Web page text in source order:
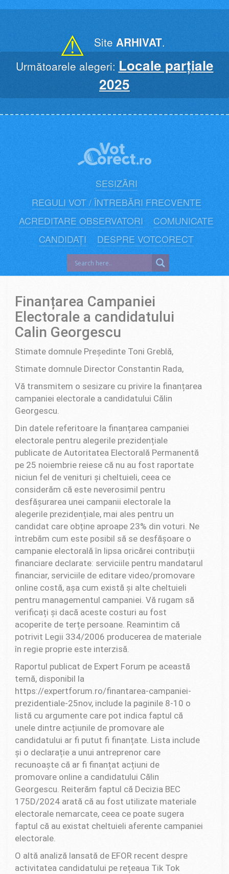
⚠ Site ARHIVAT.
Următoarele alegeri: Locale parțiale
2025
SESIZĂRI
REGULI VOT / ÎNTREBĂRI FRECVENTE
ACREDITARE OBSERVATORI
COMUNICATE
CANDIDAȚI
DESPRE VOTCORECT
Finanțarea Campaniei
Electorale a candidatului
Calin Georgescu
Stimate domnule Președinte Toni Greblă,
Stimate domnule Director Constantin Rada,
Vă transmitem o sesizare cu privire la finanțarea
campaniei electorale a candidatului Călin
Georgescu.
Din datele referitoare la finanțarea campaniei
electorale pentru alegerile prezidențiale
publicate de Autoritatea Electorală Permanentă
pe 25 noiembrie reiese că nu au fost raportate
niciun fel de venituri și cheltuieli, ceea ce
considerăm că este neverosimil pentru
desfășurarea unei campanii electorale la
alegerile prezidențiale, mai ales pentru un
candidat care obține aproape 23% din voturi. Ne
întrebăm cum este posibil să se desfășoare o
campanie electorală în lipsa oricărei contribuții
financiare declarate: serviciile pentru mandatarul
financiar, serviciile de editare video/promovare
online costă, așa cum există și alte cheltuieli
pentru managementul campaniei. Vă rugam să
verificați și dacă aceste costuri au fost
acoperite de terțe persoane. Reamintim că
potrivit Legii 334/2006 producerea de materiale
în regie proprie este interzisă.
Raportul publicat de Expert Forum pe această
temă, disponibil la
https://expertforum.ro/finantarea-campaniei-
prezidentiale-25nov, include la paginile 8-10 o
listă cu argumente care pot indica faptul că
unele dintre acțiunile de promovare ale
candidatului ar fi putut fi finanțate. Lista include
și o declarație a unui antreprenor care
recunoaște că ar fi finanțat acțiuni de
promovare online a candidatului Călin
Georgescu. Reiterăm faptul că Decizia BEC
175D/2024 arată că au fost utilizate materiale
electorale nemarcate, ceea ce poate sugera
faptul că au existat cheltuieli aferente campaniei
electorale.
O altă analiză lansată de EFOR recent despre
activitatea candidatului pe rețeaua Tik Tok